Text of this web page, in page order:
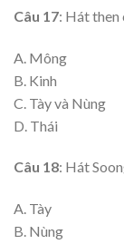
Câu 17: Hát then
A. Mông
B. Kinh
C. Tày và Nùng
D. Thái
Câu 18: Hát
A. Tày
B. Nùng